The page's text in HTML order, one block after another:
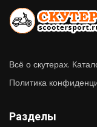
Всё о скутерах.
Политика
Разделы